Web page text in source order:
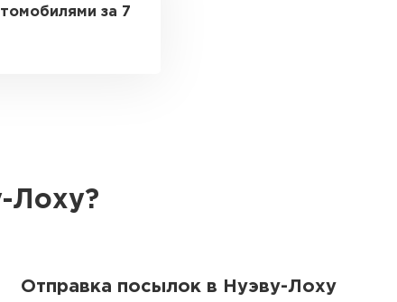
за 7
Лоху?
Отправка посылок в Нуэву-Лоху